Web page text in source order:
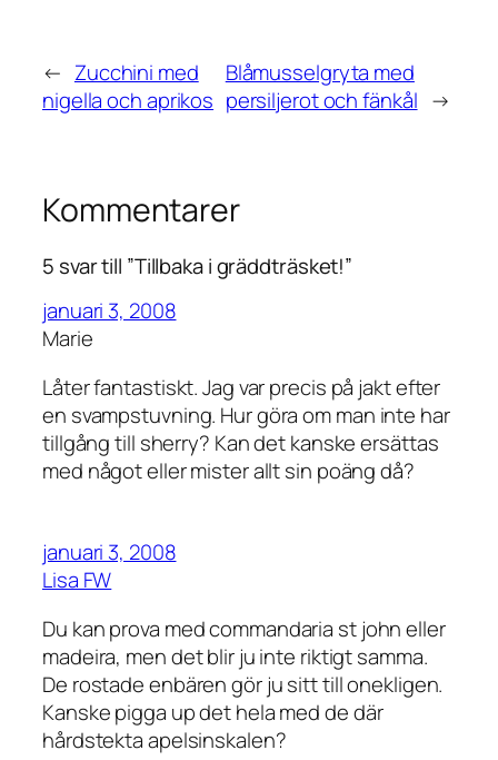
← Zucchini med
nigella och aprikos
Blåmusselgryta med
persiljerot och fänkål →
Kommentarer
5 svar till ”Tillbaka i gräddträsket!”
januari 3, 2008
Marie
Låter fantastiskt. Jag var precis på jakt efter
en svampstuvning. Hur göra om man inte har
tillgång till sherry? Kan det kanske ersättas
med något eller mister allt sin poäng då?
januari 3, 2008
Lisa FW
Du kan prova med commandaria st john eller
madeira, men det blir ju inte riktigt samma.
De rostade enbären gör ju sitt till onekligen.
Kanske pigga up det hela med de där
hårdstekta apelsinskalen?